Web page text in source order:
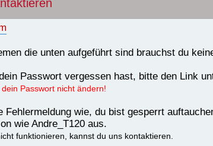
die unten aufgeführt sind brauchst du
Passwort vergessen hast, bitte den Link
Passwort nicht ändern!
Fehlermeldung wie, du bist gesperrt
wie Andre_T120 aus.
funktionieren, kannst du uns kontaktieren.